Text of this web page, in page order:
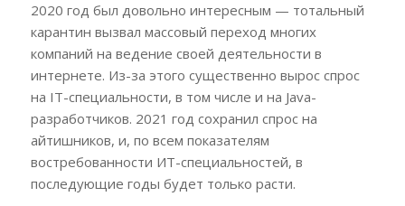
2020 год был довольно интересным — тотальный
карантин вызвал массовый переход многих
компаний на ведение своей деятельности в
интернете. Из-за этого существенно вырос спрос
на IT-специальности, в том числе и на Java-
разработчиков. 2021 год сохранил спрос на
айтишников, и, по всем показателям
востребованности ИТ-специальностей, в
последующие годы будет только расти.